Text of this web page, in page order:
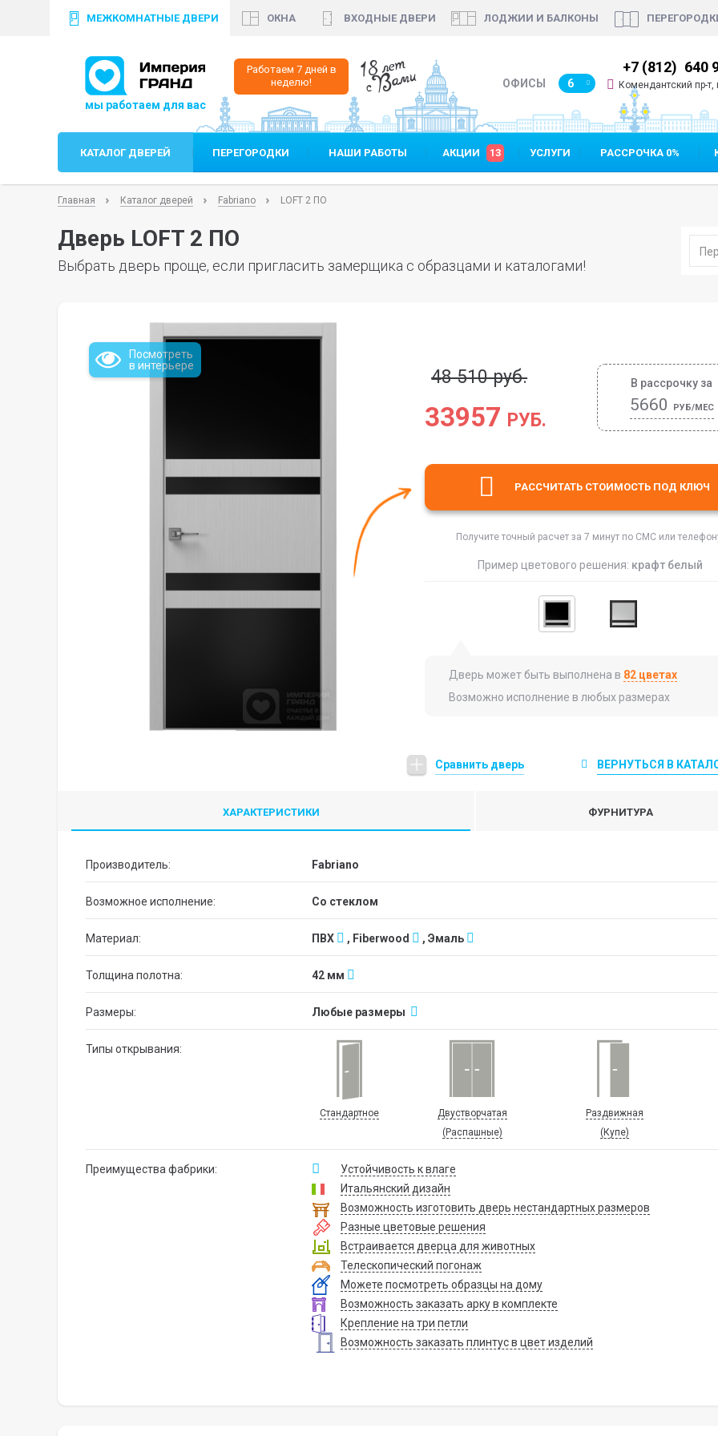
МЕЖКОМНАТНЫЕ ДВЕРИ ОКНА ВХОДНЫЕ ДВЕРИ ЛОДЖИИ И БАЛКОНЫ
Работаем 7 дней в
неделю!
18 лет
с Вами ОФИСЫ 6
+7 (812) 640 35 99 +7 (812) 640 90 48 +7 (812) 640
Комендантский пр-
КАТАЛОГ ДВЕРЕЙ ПЕРЕГОРОДКИ НАШИ РАБОТЫ АКЦИИ 13 УСЛУГИ РАССРОЧКА 0%
Главная Каталог дверей Fabriano LOFT 2 ПО
Дверь LOFT 2 ПО
Выбрать дверь проще, если пригласить замерщика с образцами и каталогами!
Посмотреть
в интерьере
48 510 руб.
33957 РУБ.
В рассрочку за
5660 РУБ/МЕС
РАССЧИТАТЬ СТОИМОСТЬ ПОД КЛЮЧ
Получите точный расчет за 7 минут по СМС или
Пример цветового решения: крафт белый
Дверь может быть выполнена в 82 цветах
Возможно исполнение в любых размерах
Сравнить дверь ВЕРНУТЬСЯ В
ХАРАКТЕРИСТИКИ ФУРНИТУРА
Производитель: Fabriano
Возможное исполнение: со стеклом
Материал: ПВХ , Fiberwood , Эмаль
Толщина полотна: 42 мм
Размеры: Любые размеры
Типы открывания:
Стандартное
Двустворчатая
(Распашные)
Раздвижная
(Купе)
Преимущества фабрики:
Устойчивость к влаге
Итальянский дизайн
Возможность изготовить дверь нестандартных размеров
Разные цветовые решения
Встраивается дверца для животных
Телескопический погонаж
Можете посмотреть образцы на дому
Возможность заказать арку в комплекте
Крепление на три петли
Возможность заказать плинтус в цвет изделий